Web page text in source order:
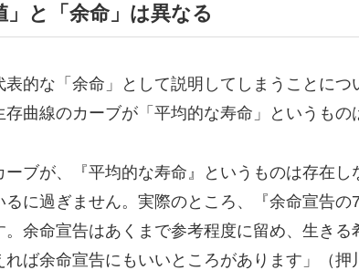
」と「余命」は異なる
表的な「余命」として説明してしまうことに
曲線のカーブが「平均的な寿命」というもの
ーブが、『平均的な寿命』というものは存在
るに過ぎません。実際のところ、『余命宣告
。余命宣告はあくまで参考程度に留め、生き
ば余命宣告にもいいところがあります」（押